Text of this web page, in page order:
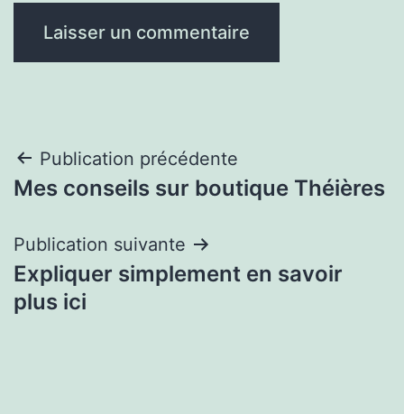
Navigation
de
l’article
Publication précédente
Mes conseils sur boutique Théières
Publication suivante
Expliquer simplement en savoir
plus ici